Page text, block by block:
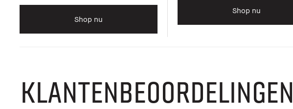
Shop nu
Shop nu
KLANTENBEOORDELINGEN